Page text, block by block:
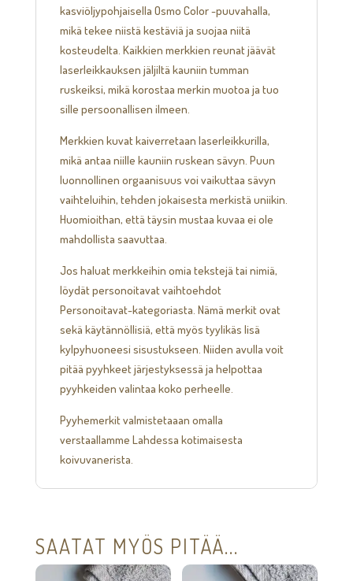
kasviöljypohjaisella Osmo Color -puuvahalla,
mikä tekee niistä kestäviä ja suojaa niitä
kosteudelta. Kaikkien merkkien reunat jäävät
laserleikkauksen jäljiltä kauniin tumman
ruskeiksi, mikä korostaa merkin muotoa ja tuo
sille persoonallisen ilmeen.
Merkkien kuvat kaiverretaan laserleikkurilla,
mikä antaa niille kauniin ruskean sävyn. Puun
luonnollinen orgaanisuus voi vaikuttaa sävyn
vaihteluihin, tehden jokaisesta merkistä uniikin.
Huomioithan, että täysin mustaa kuvaa ei ole
mahdollista saavuttaa.
Jos haluat merkkeihin omia tekstejä tai nimiä,
löydät personoitavat vaihtoehdot
Personoitavat-kategoriasta. Nämä merkit ovat
sekä käytännöllisiä, että myös tyylikäs lisä
kylpyhuoneesi sisustukseen. Niiden avulla voit
pitää pyyhkeet järjestyksessä ja helpottaa
pyyhkeiden valintaa koko perheelle.
Pyyhemerkit valmistetaaan omalla
verstaallamme Lahdessa kotimaisesta
koivuvanerista.
SAATAT MYÖS PITÄÄ...